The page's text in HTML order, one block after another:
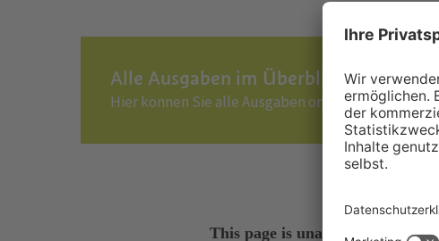
Alle Ausgaben im Überblick
Hier können Sie alle Ausgaben online